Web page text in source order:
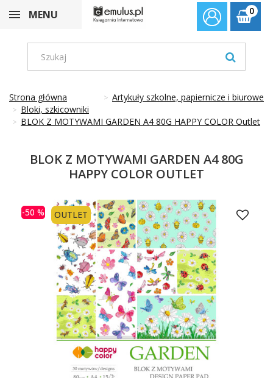
0
MENU
Strona główna
Artykuły szkolne, papiernicze i biurowe
Bloki, szkicowniki
BLOK Z MOTYWAMI GARDEN A4 80G HAPPY COLOR Outlet
BLOK Z MOTYWAMI GARDEN A4 80G
HAPPY COLOR OUTLET
-50 % OUTLET